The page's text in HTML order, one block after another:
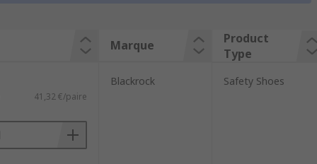
Marque
Product
Type
41,32 €/paire
Blackrock Safety Shoes